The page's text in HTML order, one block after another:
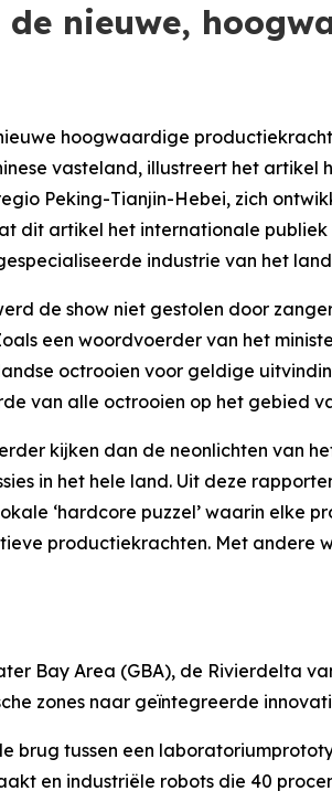
de nieuwe,
hoogwaardige
vasteland, illustreert het artikel
Peking-Tianjin-Hebei, zich
dit artikel het internationale
industrie van het
de show niet gestolen door
een woordvoerder van het
octrooien voor geldige
van alle octrooien op het gebied
kijken dan de neonlichten van
in het hele land. Uit deze
‘hardcore puzzel’ waarin elke
productiekrachten. Met andere
Bay Area (GBA), de Rivierdelta
zones naar geïntegreerde
brug tussen een
en industriële robots die 40